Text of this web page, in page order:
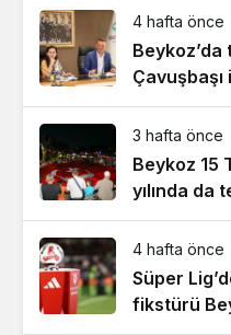
4 hafta önce
3 hafta önce
Beykoz 15
yılında da
4 hafta önce
Süper
fikstürü